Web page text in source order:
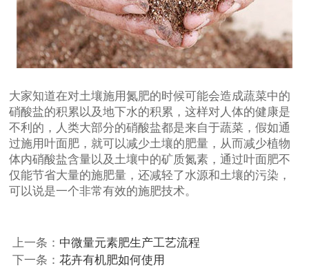
大家知道在对土壤施用氮肥的时候可能会造成蔬菜中的
硝酸盐的积累以及地下水的积累，这样对人体的健康是
不利的，人类大部分的硝酸盐都是来自于蔬菜，假如通
过施用叶面肥，就可以减少土壤的肥量，从而减少植物
体内硝酸盐含量以及土壤中的矿质氮素，通过叶面肥不
仅能节省大量的施肥量，还减轻了水源和土壤的污染，
可以说是一个非常有效的施肥技术。
上一条： 中微量元素肥生产工艺流程
下一条： 花卉有机肥如何使用